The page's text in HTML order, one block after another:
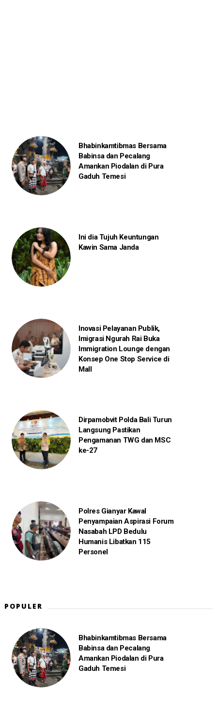
Bhabinkamtibmas Bersama
Babinsa dan Pecalang
Amankan Piodalan di Pura
Gaduh Temesi
Ini dia Tujuh Keuntungan
Kawin Sama Janda
Inovasi Pelayanan Publik,
Imigrasi Ngurah Rai Buka
Immigration Lounge dengan
Konsep One Stop Service di
Mall
Dirpamobvit Polda Bali Turun
Langsung Pastikan
Pengamanan TWG dan MSC
ke-27
Polres Gianyar Kawal
Penyampaian Aspirasi Forum
Nasabah LPD Bedulu
Humanis Libatkan 115
Personel
POPULER
Bhabinkamtibmas Bersama
Babinsa dan Pecalang
Amankan Piodalan di Pura
Gaduh Temesi